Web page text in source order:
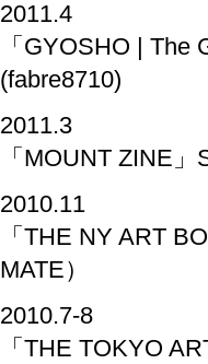
2011.4
「GYOSHO |
(fabre8710)
2011.3
「MOUNT ZINE
2010.11
「THE NY ART
MATE）
2010.7-8
「THE TOKYO